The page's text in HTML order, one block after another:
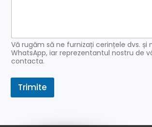
Vă rugăm să ne furnizați cerințele dvs. și
WhatsApp, iar reprezentantul nostru de
contacta.
Trimite